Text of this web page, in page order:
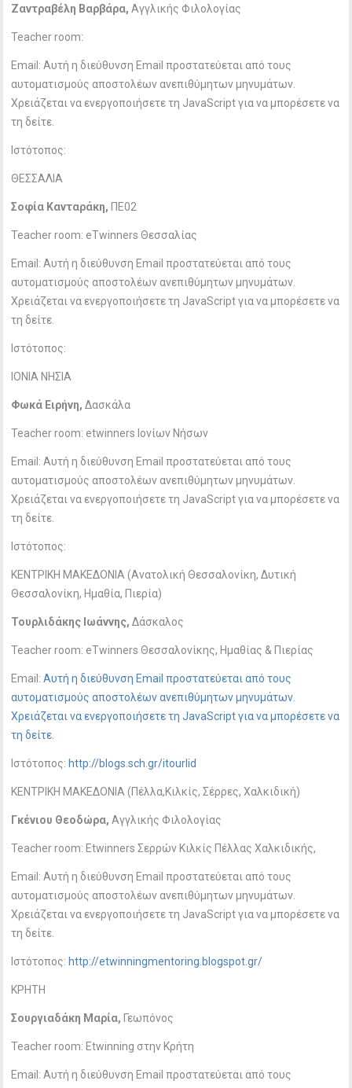
Ζαντραβέλη Βαρβάρα, Αγγλικής Φιλολογίας
Teacher room:
Email:Αυτή η διεύθυνση Email προστατεύεται από τους
αυτοματισμούς αποστολέων ανεπιθύμητων μηνυμάτων.
Χρειάζεται να ενεργοποιήσετε τη JavaScript για να μπορέσετε να
τη δείτε.
Ιστότοπος:
ΘΕΣΣΑΛΙΑ
Σοφία Κανταράκη, ΠΕ02
Teacher room: eTwinners Θεσσαλίας
Email:Αυτή η διεύθυνση Email προστατεύεται από τους
αυτοματισμούς αποστολέων ανεπιθύμητων μηνυμάτων.
Χρειάζεται να ενεργοποιήσετε τη JavaScript για να μπορέσετε να
τη δείτε.
Ιστότοπος:
ΙΟΝΙΑ ΝΗΣΙΑ
Φωκά Ειρήνη, Δασκάλα
Teacher room: etwinners Ιονίων Νήσων
Email:Αυτή η διεύθυνση Email προστατεύεται από τους
αυτοματισμούς αποστολέων ανεπιθύμητων μηνυμάτων.
Χρειάζεται να ενεργοποιήσετε τη JavaScript για να μπορέσετε να
τη δείτε.
Ιστότοπος:
ΚΕΝΤΡΙΚΗ ΜΑΚΕΔΟΝΙΑ (Ανατολική Θεσσαλονίκη, Δυτική
Θεσσαλονίκη, Ημαθία, Πιερία)
Τουρλιδάκης Ιωάννης, Δάσκαλος
Teacher room: eTwinners Θεσσαλονίκης, Ημαθίας & Πιερίας
Email:Αυτή η διεύθυνση Email προστατεύεται από τους
αυτοματισμούς αποστολέων ανεπιθύμητων μηνυμάτων.
Χρειάζεται να ενεργοποιήσετε τη JavaScript για να μπορέσετε να
τη δείτε.
Ιστότοπος: http://blogs.sch.gr/itourlid
ΚΕΝΤΡΙΚΗ ΜΑΚΕΔΟΝΙΑ (Πέλλα,Κιλκίς, Σέρρες, Χαλκιδική)
Γκένιου Θεοδώρα, Αγγλικής Φιλολογίας
Teacher room: Etwinners Σερρών Κιλκίς Πέλλας Χαλκιδικής,
Email:Αυτή η διεύθυνση Email προστατεύεται από τους
αυτοματισμούς αποστολέων ανεπιθύμητων μηνυμάτων.
Χρειάζεται να ενεργοποιήσετε τη JavaScript για να μπορέσετε να
τη δείτε.
Ιστότοπος: http://etwinningmentoring.blogspot.gr/
ΚΡΗΤΗ
Σουργιαδάκη Μαρία, Γεωπόνος
Teacher room: Etwinning στην Κρήτη
Email:Αυτή η διεύθυνση Email προστατεύεται από τους